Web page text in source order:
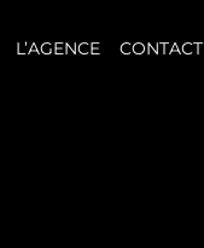
L’AGENCE CONTACT